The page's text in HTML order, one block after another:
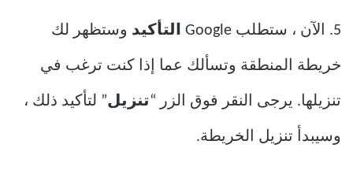
5. الآن ، ستطلب Google التأكيد وستظهر لك
خريطة المنطقة وتسألك عما إذا كنت ترغب في
تنزيلها. يرجى النقر فوق الزر “ تنزيل” لتأكيد ذلك ،
وسيبدأ تنزيل الخريطة.